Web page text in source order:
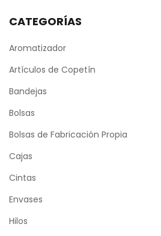
CATEGORÍAS
Aromatizador
Artículos de Copetín
Bandejas
Bolsas
Bolsas de Fabricación Propia
Cajas
Cintas
Envases
Hilos